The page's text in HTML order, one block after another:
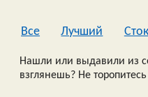
Все Лучший Сток
Нашли или выдавили из
взглянешь? Не